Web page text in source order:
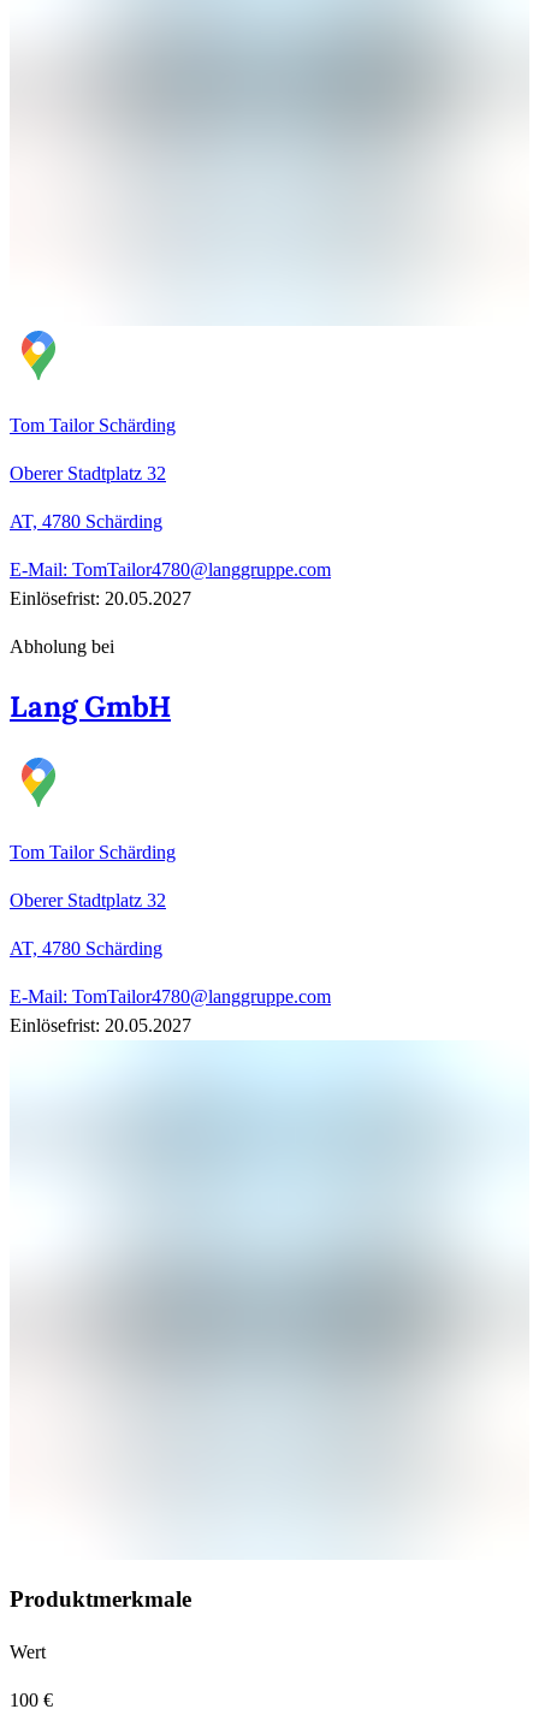
Tom Tailor Schärding
Oberer Stadtplatz 32
AT, 4780 Schärding
E-Mail: TomTailor4780@langgruppe.com
Einlösefrist: 20.05.2027
Abholung bei
Lang GmbH
Tom Tailor Schärding
Oberer Stadtplatz 32
AT, 4780 Schärding
E-Mail: TomTailor4780@langgruppe.com
Einlösefrist: 20.05.2027
Produktmerkmale
Wert
100 €